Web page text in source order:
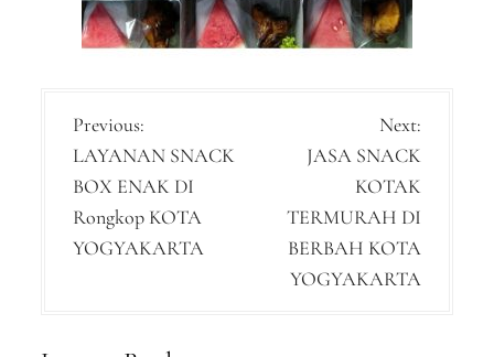
P
o
s
t
Previous:
LAYANAN SNACK
BOX ENAK DI
Rongkop KOTA
YOGYAKARTA
Next:
JASA SNACK
KOTAK
TERMURAH DI
BERBAH KOTA
YOGYAKARTA